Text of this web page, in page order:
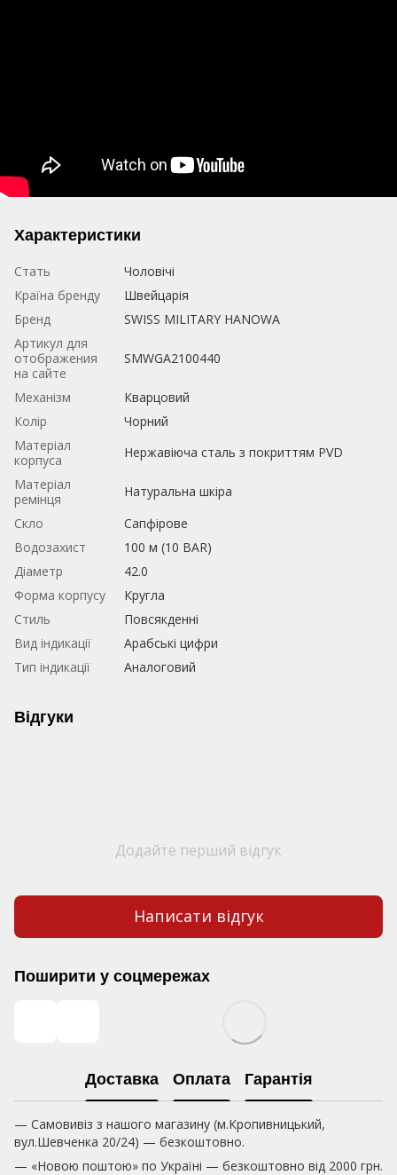
Характеристики
Стать
Чоловічі
Країна бренду
Швейцарія
Бренд
SWISS MILITARY HANOWA
Артикул для
отображения
на сайте
SMWGA2100440
Механізм
Кварцовий
Колір
Чорний
Матеріал
корпуса
Нержавіюча сталь з покриттям PVD
Матеріал
ремінця
Натуральна шкіра
Скло
Сапфірове
Водозахист
100 м (10 BAR)
Діаметр
42.0
Форма корпусу
Кругла
Стиль
Повсякденні
Вид індикації
Арабські цифри
Тип індикації
Аналоговий
Відгуки
Додайте перший відгук
Написати відгук
Поширити у соцмережах
Доставка Оплата Гарантія
— Самовивіз з нашого магазину (м.Кропивницький,
вул.Шевченка 20/24) — безкоштовно.
— «Новою поштою» по Україні — безкоштовно від 2000 грн.